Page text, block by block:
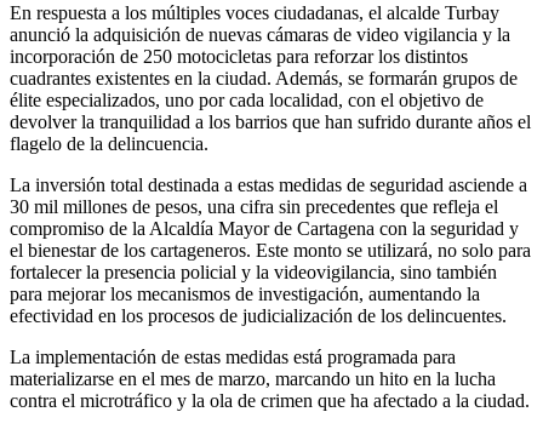
En respuesta a los múltiples voces ciudadanas, el alcalde Turbay
anunció la adquisición de nuevas cámaras de video vigilancia y la
incorporación de 250 motocicletas para reforzar los distintos
cuadrantes existentes en la ciudad. Además, se formarán grupos de
élite especializados, uno por cada localidad, con el objetivo de
devolver la tranquilidad a los barrios que han sufrido durante años el
flagelo de la delincuencia.
La inversión total destinada a estas medidas de seguridad asciende a
30 mil millones de pesos, una cifra sin precedentes que refleja el
compromiso de la Alcaldía Mayor de Cartagena con la seguridad y
el bienestar de los cartageneros. Este monto se utilizará, no solo para
fortalecer la presencia policial y la videovigilancia, sino también
para mejorar los mecanismos de investigación, aumentando la
efectividad en los procesos de judicialización de los delincuentes.
La implementación de estas medidas está programada para
materializarse en el mes de marzo, marcando un hito en la lucha
contra el microtráfico y la ola de crimen que ha afectado a la ciudad.